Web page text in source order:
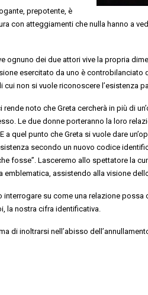
prepotente, è
con atteggiamenti che nulla hanno a
ognuno dei due attori vive la propria
esercitato da uno è controbilanciato
non si vuole riconoscere l’esistenza
rende noto che Greta cercherà in più di
Le due donne porteranno la loro
a quel punto che Greta si vuole dare
secondo un nuovo codice
fosse”. Lasceremo allo spettatore la
emblematica, assistendo alla visione
interrogare su come una relazione possa
la nostra cifra identificativa.
di inoltrarsi nell’abisso